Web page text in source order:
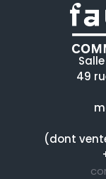
49
(dont